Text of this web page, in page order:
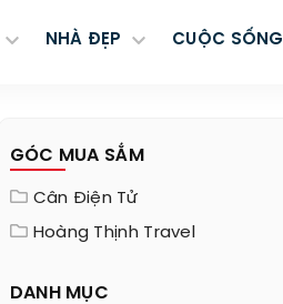
NHÀ ĐẸP CUỘC SỐNG
GÓC MUA SẮM
Cân Điện Tử
Hoàng Thịnh Travel
DANH MỤC